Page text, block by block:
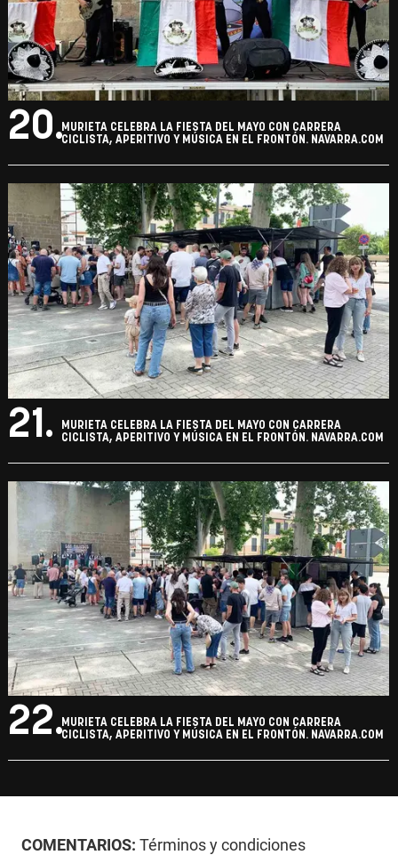
20.MURIETA CELEBRA LA FIESTA DEL MAYO CON CARRERA
CICLISTA, APERITIVO Y MÚSICA EN EL FRONTÓN. NAVARRA.COM
21.
MURIETA CELEBRA LA FIESTA DEL MAYO CON CARRERA
CICLISTA, APERITIVO Y MÚSICA EN EL FRONTÓN. NAVARRA.COM
22.MURIETA CELEBRA LA FIESTA DEL MAYO CON CARRERA
CICLISTA, APERITIVO Y MÚSICA EN EL FRONTÓN. NAVARRA.COM
COMENTARIOS: Términos y condiciones